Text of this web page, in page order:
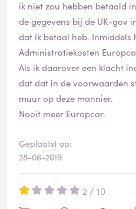
related to that extra
account.
Story not over yet: When
summoned me to pay more
that they ever charged me
paid for half!) and threaten
me and without further
bad creditors.
rent a car, but it turns out
ik niet zou hebben betaald
de gegevens bij de UK-gov
dat ik betaal heb. Inmiddels
Administratiekosten
Als ik daarover een klacht
dat dat in de voorwaarden
muur op deze mannier.
Nooit meer Europcar.
Geplaatst op:
28-06-2019
2 / 10